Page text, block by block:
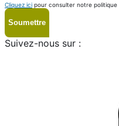
Cliquez ici pour consulter notre
Suivez-nous sur :